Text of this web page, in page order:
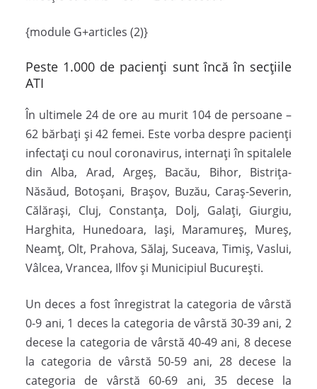
{module G+articles (2)}
Peste 1.000 de pacienți sunt încă în secțiile
ATI
În ultimele 24 de ore au murit 104 de persoane –
62 bărbați și 42 femei. Este vorba despre pacienți
infectați cu noul coronavirus, internați în spitalele
din Alba, Arad, Argeș, Bacău, Bihor, Bistrița-
Năsăud, Botoșani, Brașov, Buzău, Caraș-Severin,
Călărași, Cluj, Constanța, Dolj, Galați, Giurgiu,
Harghita, Hunedoara, Iași, Maramureș, Mureș,
Neamț, Olt, Prahova, Sălaj, Suceava, Timiș, Vaslui,
Vâlcea, Vrancea, Ilfov și Municipiul București.
Un deces a fost înregistrat la categoria de vârstă
0-9 ani, 1 deces la categoria de vârstă 30-39 ani, 2
decese la categoria de vârstă 40-49 ani, 8 decese
la categoria de vârstă 50-59 ani, 28 decese la
categoria de vârstă 60-69 ani, 35 decese la